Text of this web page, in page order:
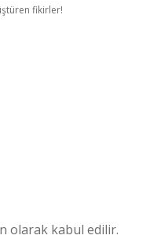
fikirler!
olarak kabul edilir.